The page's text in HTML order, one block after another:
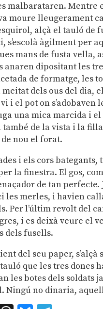
malbarataren. Mentre
moure lleugerament
alçà el tauló de
s’escolà àgilment per
mans de fusta
anaren dipositant les
de formatge, les
meitat dels ous del dia,
i el pot on s’adobaven
una mica marcida i
de la vista i la
de nou el forat.
i els cors
la finestra. El gos,
de tan
les merles, i havien
Per l’últim revolt del
i es deixà veure el
dels fusells.
del seu paper,
que les tres dones
les botes dels
Ningú no dinaria,